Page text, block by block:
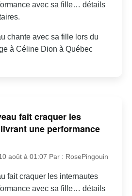
avec sa fille… détails
chante avec sa fille lors du
à Céline Dion à Québec
fait craquer les
une performance
août à 01:07 Par : RosePingouin
fait craquer les internautes
avec sa fille… détails